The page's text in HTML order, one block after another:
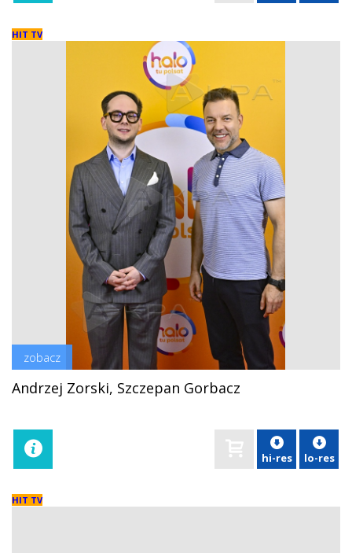
HIT TV
zobacz
Andrzej Zorski, Szczepan Gorbacz
hi-res lo-res
HIT TV